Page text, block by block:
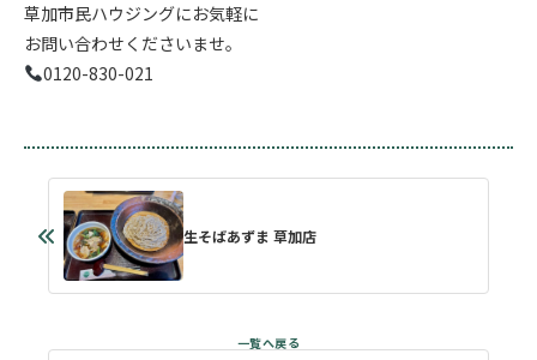
草加市民ハウジングにお気軽に
お問い合わせくださいませ。
0120-830-021
生そばあずま 草加店